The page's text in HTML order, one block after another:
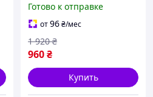
вечеринок Bluetooth
подключения телефона
WSTER WS-1828 для дома
и пения
Готово к отправке
от96₴/мес
960₴
1 920 ₴
Купить